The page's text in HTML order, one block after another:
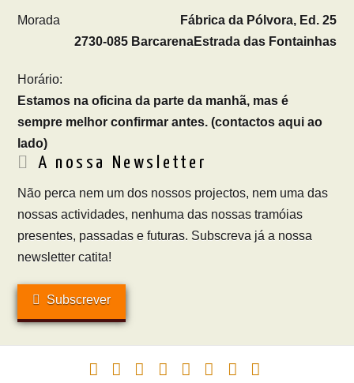
Morada
Fábrica da Pólvora, Ed. 25
Estrada das Fontainhas
2730-085 Barcarena
Horário:
Estamos na oficina da parte da manhã, mas é
sempre melhor confirmar antes. (contactos aqui ao
lado)
A nossa Newsletter
Não perca nem um dos nossos projectos, nem uma das
nossas actividades, nenhuma das nossas tramóias
presentes, passadas e futuras. Subscreva já a nossa
newsletter catita!
Subscrever